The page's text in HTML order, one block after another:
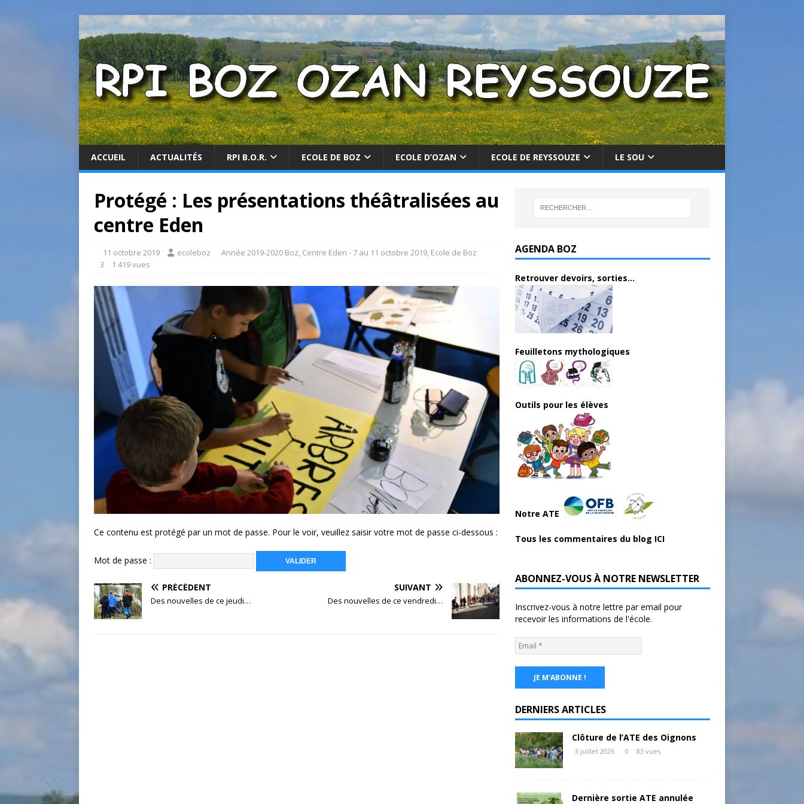
ACCUEIL ACTUALITÉS RPI B.O.R. ECOLE DE BOZ ECOLE D’OZAN ECOLE DE REYSSOUZE LE SOU
Protégé : Les présentations théâtralisées au
centre Eden
11 octobre 2019 ecoleboz Année 2019-2020 Boz, Centre Eden - 7 au 11 octobre 2019, Ecole de Boz
3
1 419 vues
Ce contenu est protégé par un mot de passe. Pour le voir, veuillez saisir votre mot de passe ci-dessous :
Mot de passe :
PRÉCÉDENT
Des nouvelles de ce jeudi…
SUIVANT
Des nouvelles de ce vendredi…
AGENDA BOZ
Retrouver devoirs, sorties...
Feuilletons mythologiques
Outils pour les élèves
Notre ATE
Tous les commentaires du blog ICI
ABONNEZ-VOUS À NOTRE NEWSLETTER
Inscrivez-vous à notre lettre par email pour
recevoir les informations de l'école.
DERNIERS ARTICLES
Clôture de l’ATE des Oignons
3 juillet 2026 0 83 vues
Dernière sortie ATE annulée